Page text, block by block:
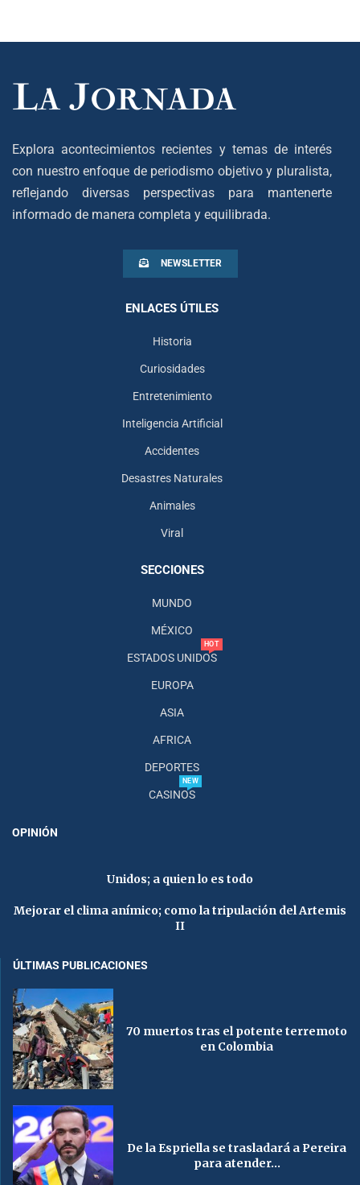
Explora acontecimientos recientes y temas de interés
con nuestro enfoque de periodismo objetivo y pluralista,
reflejando diversas perspectivas para mantenerte
informado de manera completa y equilibrada.
NEWSLETTER
ENLACES ÚTILES
Historia
Curiosidades
Entretenimiento
Inteligencia Artificial
Accidentes
Desastres Naturales
Animales
Viral
SECCIONES
MUNDO
MÉXICO
ESTADOS UNIDOS
HOT
EUROPA
ASIA
AFRICA
DEPORTES
CASINOS
NEW
OPINIÓN
Unidos; a quien lo es todo
Mejorar el clima anímico; como la tripulación del Artemis
II
ÚLTIMAS PUBLICACIONES
70 muertos tras el potente terremoto
en Colombia
De la Espriella se trasladará a Pereira
para atender...